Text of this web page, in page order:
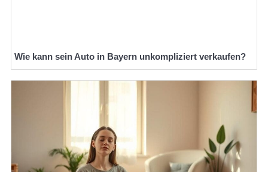
Wie kann sein Auto in Bayern unkompliziert verkaufen?